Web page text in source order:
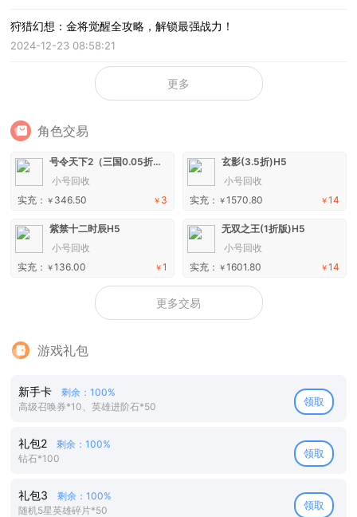
狩猎幻想：金将觉醒全攻略，解锁最强战力！
2024-12-23 08:58:21
更多
角色交易
号令天下2（三国0.05折买断版）手游
小号回收
￥ 3
实充： ￥ 346.50
玄影(3.5折)H5
小号回收
￥14
实充： ￥1570.80
紫禁十二时辰H5
小号回收
￥1
实充： ￥136.00
无双之王(1折版)H5
小号回收
￥14
实充： ￥1601.80
更多交易
游戏礼包
新手卡
剩余：100%
高级召唤券*10、英雄进阶石*50
领取
礼包2
剩余：100%
钻石*100
领取
礼包3
剩余：100%
随机5星英雄碎片*50
领取